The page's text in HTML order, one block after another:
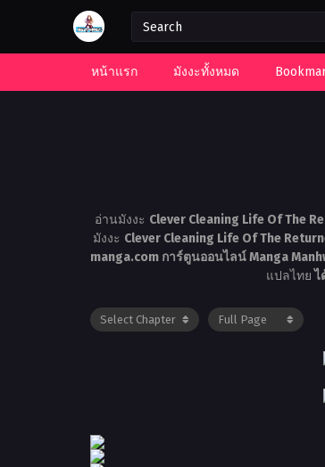
หน้าแรก มังงะทั้งหมด
อ่านมังงะ Clever Cleaning Life Of The
มังงะ Clever Cleaning Life Of The
manga.com การ์ตูนออนไลน์ Manga
แปลไทยไ